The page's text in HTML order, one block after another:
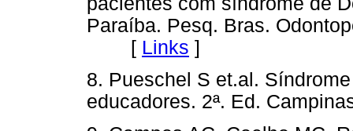
Paraíba. Pesq. Bras.
[ Links ]
8. Pueschel S et.al.
educadores. 2ª. Ed.